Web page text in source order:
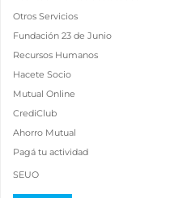
Otros Servicios
Fundación 23 de Junio
Recursos Humanos
Hacete Socio
Mutual Online
CrediClub
Ahorro Mutual
Pagá tu actividad
SEUO